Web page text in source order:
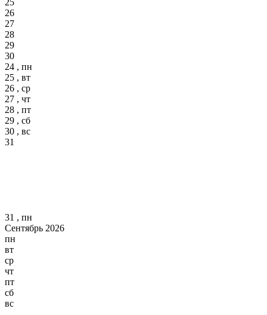
26
27
28
29
30
24 , пн
25 , вт
26 , ср
27 , чт
28 , пт
29 , сб
30 , вс
31
31 , пн
Сентябрь 2026
пн
вт
ср
чт
пт
сб
вс